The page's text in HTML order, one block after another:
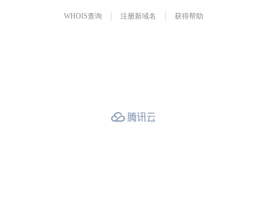
WHOIS查询 注册新域名 获得帮助